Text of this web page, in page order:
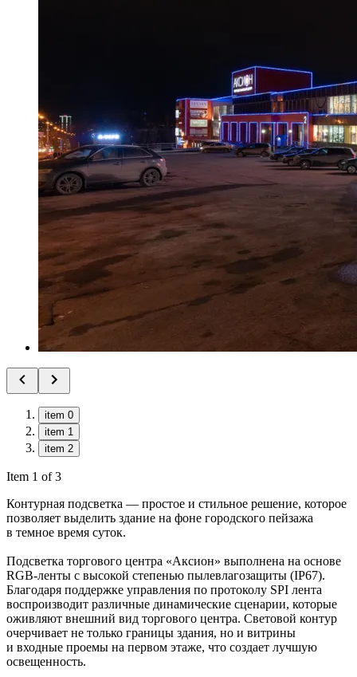
item 0
item 1
item 2
Item 1 of 3
Контурная подсветка — простое и стильное решение, которое
позволяет выделить здание на фоне городского пейзажа
в темное время суток.
Подсветка торгового центра «Аксион» выполнена на основе
RGB-ленты с высокой степенью пылевлагозащиты (IP67).
Благодаря поддержке управления по протоколу SPI лента
воспроизводит различные динамические сценарии, которые
оживляют внешний вид торгового центра. Световой контур
очерчивает не только границы здания, но и витрины
и входные проемы на первом этаже, что создает лучшую
освещенность.